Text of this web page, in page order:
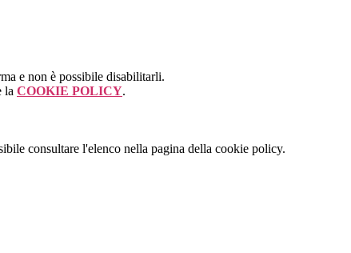
e non è possibile disabilitarli.
la COOKIE POLICY.
consultare l'elenco nella pagina della cookie policy.